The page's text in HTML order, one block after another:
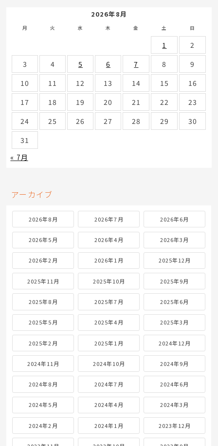
2026年8月
月 火 水 木 金 土 日
1
2
3
4 5 6 7 8
9
10
11 12 13 14 15
16
17
18 19 20 21 22
23
24
25 26 27 28 29
30
31
« 7月
アーカイブ
2026年8月 2026年7月 2026年6月
2026年5月 2026年4月 2026年3月
2026年2月 2026年1月 2025年12月
2025年11月 2025年10月 2025年9月
2025年8月 2025年7月 2025年6月
2025年5月 2025年4月 2025年3月
2025年2月 2025年1月 2024年12月
2024年11月 2024年10月 2024年9月
2024年8月 2024年7月 2024年6月
2024年5月 2024年4月 2024年3月
2024年2月 2024年1月 2023年12月